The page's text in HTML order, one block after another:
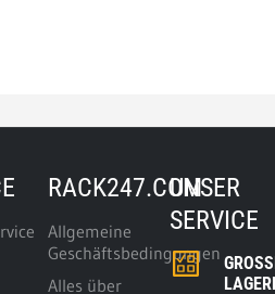
RACK247.COM
Allgemeine
Geschäftsbedingungen
Alles über
UNSER
SERVICE